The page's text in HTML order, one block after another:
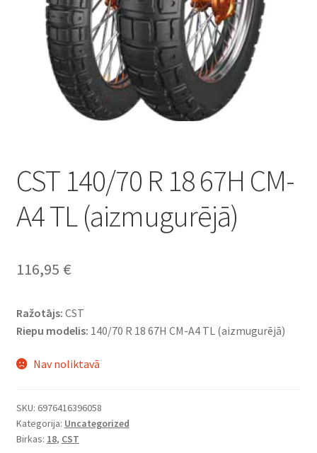
CST 140/70 R 18 67H CM-
A4 TL (aizmugurējā)
116,95 €
Ražotājs: CST
Riepu modelis: 140/70 R 18 67H CM-A4 TL (aizmugurējā)
Nav noliktavā
SKU: 6976416396058
Kategorija: Uncategorized
Birkas: 18, CST